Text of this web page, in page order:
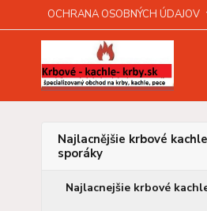
OCHRANA OSOBNÝCH ÚDAJOV
Najlacnějšie krbové
sporáky
Najlacnejšie krbové